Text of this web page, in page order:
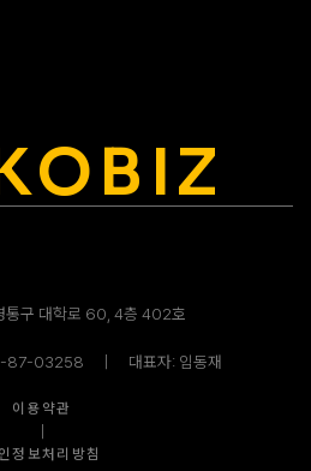
통구 대학로 60, 4층 402호
87-03258ㅤ｜ㅤ대표자: 임동재
이용약관
정보처리방침